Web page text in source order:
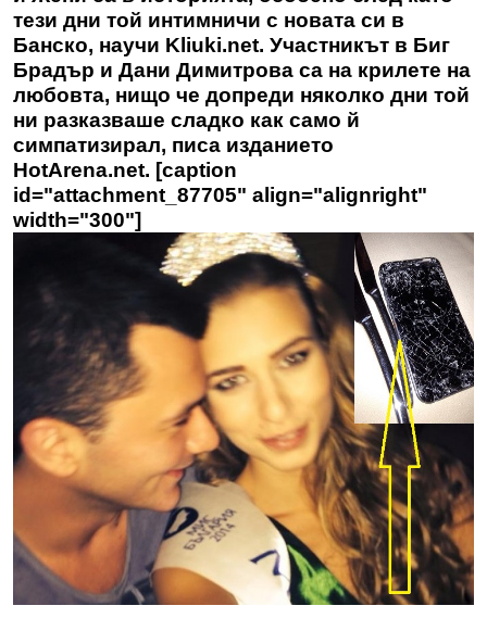
тези дни той интимничи с новата си в
Банско, научи Kliuki.net. Участникът в Биг
Брадър и Дани Димитрова са на крилете на
любовта, нищо че допреди няколко дни той
ни разказваше сладко как само й
симпатизирал, писа изданието
HotArena.net. [caption
id="attachment_87705" align="alignright"
width="300"]